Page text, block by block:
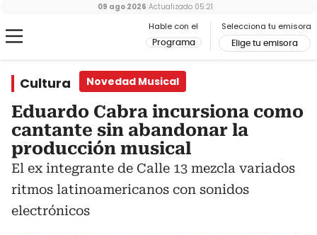
Hable con el
Programa
Selecciona tu emisora
Elige tu emisora
09 ago 2026 Actualizado 05:21
Cultura Novedad Musical
Eduardo Cabra incursiona como
cantante sin abandonar la
producción musical
El ex integrante de Calle 13 mezcla variados
ritmos latinoamericanos con sonidos
electrónicos